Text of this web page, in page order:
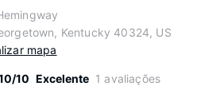
Kentucky 40324, US
mapa
10 Excelente 1 avaliações